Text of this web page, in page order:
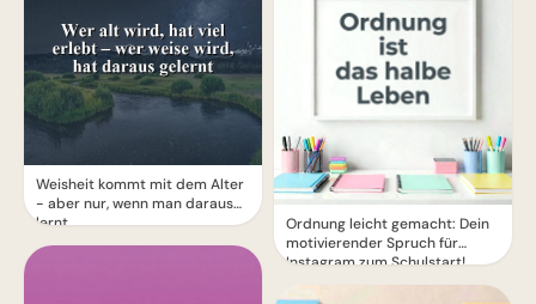
Weisheit kommt mit dem Alter
- aber nur, wenn man daraus
lernt
Ordnung leicht gemacht: Dein
motivierender Spruch für
Instagram zum Schulstart!